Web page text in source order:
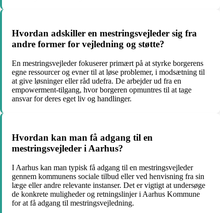
Hvordan adskiller en mestringsvejleder sig fra
andre former for vejledning og støtte?
En mestringsvejleder fokuserer primært på at styrke borgerens
egne ressourcer og evner til at løse problemer, i modsætning til
at give løsninger eller råd udefra. De arbejder ud fra en
empowerment-tilgang, hvor borgeren opmuntres til at tage
ansvar for deres eget liv og handlinger.
Hvordan kan man få adgang til en
mestringsvejleder i Aarhus?
I Aarhus kan man typisk få adgang til en mestringsvejleder
gennem kommunens sociale tilbud eller ved henvisning fra sin
læge eller andre relevante instanser. Det er vigtigt at undersøge
de konkrete muligheder og retningslinjer i Aarhus Kommune
for at få adgang til mestringsvejledning.